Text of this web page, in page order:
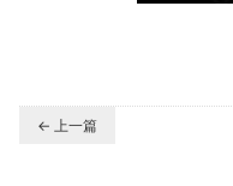
← 上一篇